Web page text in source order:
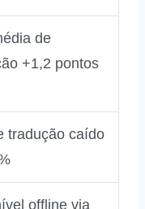
de
+1,2 pontos
tradução caído
offline via